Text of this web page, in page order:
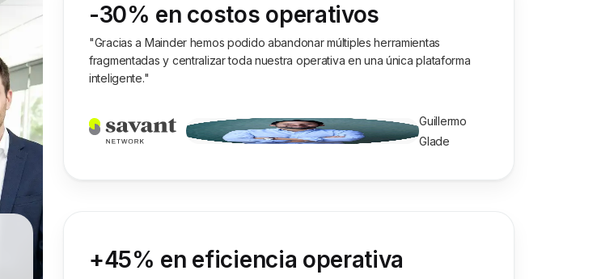
-30% en costos operativos
"Gracias a Mainder hemos podido abandonar múltiples herramientas
fragmentadas y centralizar toda nuestra operativa en una única plataforma
inteligente."
Guillermo
Glade
+45% en eficiencia operativa